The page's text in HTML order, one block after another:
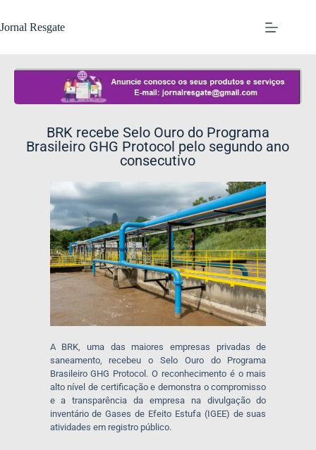
Jornal Resgate
BRK recebe Selo Ouro do Programa
Brasileiro GHG Protocol pelo segundo ano
consecutivo
A BRK, uma das maiores empresas privadas de
saneamento, recebeu o Selo Ouro do Programa
Brasileiro GHG Protocol. O reconhecimento é o mais
alto nível de certificação e demonstra o compromisso
e a transparência da empresa na divulgação do
inventário de Gases de Efeito Estufa (IGEE) de suas
atividades em registro público.